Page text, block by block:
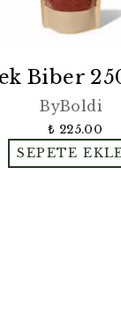
Biber
ByBoldi
₺ 225.00
SEPETE